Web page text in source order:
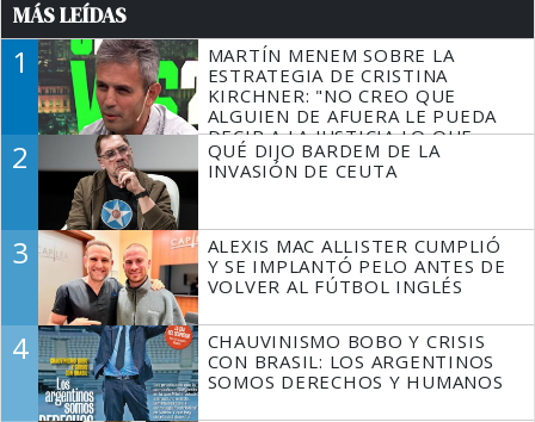
MÁS LEÍDAS
1
MARTÍN MENEM SOBRE LA
ESTRATEGIA DE CRISTINA
KIRCHNER: "NO CREO QUE
ALGUIEN DE AFUERA LE PUEDA
DECIR A LA JUSTICIA LO QUE
TIENE QUE HACER"
2
QUÉ DIJO BARDEM DE LA
INVASIÓN DE CEUTA
3
ALEXIS MAC ALLISTER CUMPLIÓ
Y SE IMPLANTÓ PELO ANTES DE
VOLVER AL FÚTBOL INGLÉS
4
CHAUVINISMO BOBO Y CRISIS
CON BRASIL: LOS ARGENTINOS
SOMOS DERECHOS Y HUMANOS